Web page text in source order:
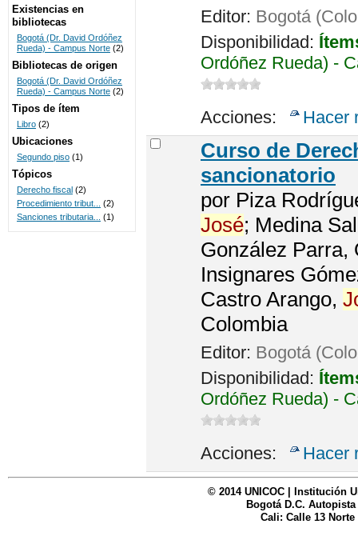
Editor: Bogotá
Disponibilidad:
Ordóñez Rueda) -
Acciones: Hacer
Curso de
sancionatorio
por Piza
José; Medina
González
Insignares
Castro Arango,
Colombia
Editor: Bogotá
Disponibilidad:
Ordóñez Rueda) -
Acciones: Hacer
Existencias en
bibliotecas
Bogotá (Dr. David Ordóñez
Rueda) - Campus Norte (2)
Bibliotecas de origen
Bogotá (Dr. David Ordóñez
Rueda) - Campus Norte (2)
Tipos de ítem
Libro (2)
Ubicaciones
Segundo piso (1)
Tópicos
Derecho fiscal (2)
Procedimiento tribut...
(2)
Sanciones tributaria... (1)
© 2014 UNICOC | Institución
Bogotá D.C. Autopista
Cali: Calle 13 Norte